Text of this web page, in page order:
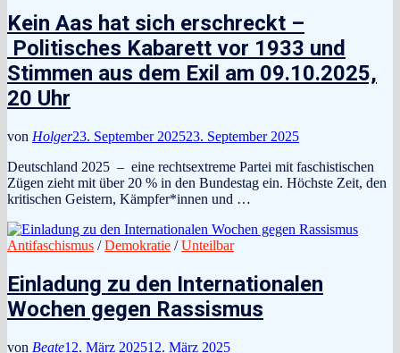
Kein Aas hat sich erschreckt –
Politisches Kabarett vor 1933 und
Stimmen aus dem Exil am 09.10.2025,
20 Uhr
von Holger23. September 202523. September 2025
Deutschland 2025 – eine rechtsextreme Partei mit faschistischen
Zügen zieht mit über 20 % in den Bundestag ein. Höchste Zeit, den
kritischen Geistern, Kämpfer*innen und …
Antifaschismus /Demokratie /Unteilbar
Einladung zu den Internationalen
Wochen gegen Rassismus
von Beate12. März 202512. März 2025